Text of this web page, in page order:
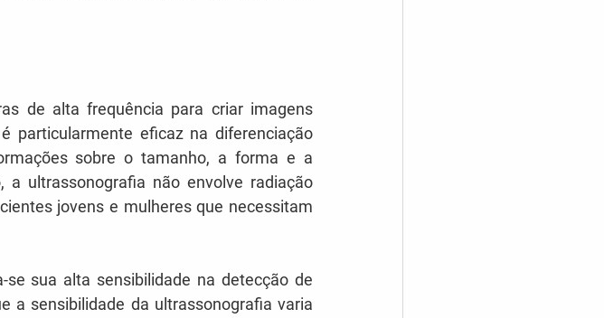
de alta frequência para criar imagens
particularmente eficaz na diferenciação
sobre o tamanho, a forma e a
ultrassonografia não envolve radiação
jovens e mulheres que necessitam
sua alta sensibilidade na detecção de
a sensibilidade da ultrassonografia varia